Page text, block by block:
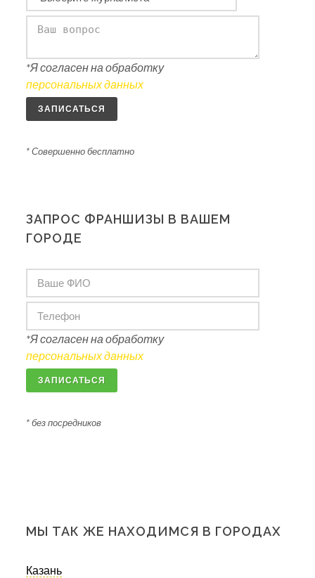
*Я согласен на обработку
персональных данных
ЗАПИСАТЬСЯ
* Совершенно бесплатно
ЗАПРОС ФРАНШИЗЫ В ВАШЕМ
ГОРОДЕ
*Я согласен на обработку
персональных данных
ЗАПИСАТЬСЯ
* без посредников
МЫ ТАК ЖЕ НАХОДИМСЯ В ГОРОДАХ
Казань